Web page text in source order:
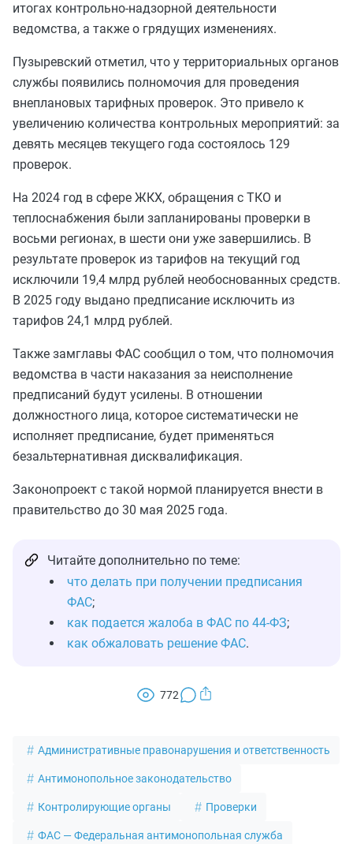
итогах контрольно-надзорной деятельности
ведомства, а также о грядущих изменениях.
Пузыревский отметил, что у территориальных органов
службы появились полномочия для проведения
внеплановых тарифных проверок. Это привело к
увеличению количества контрольных мероприятий: за
девять месяцев текущего года состоялось 129
проверок.
На 2024 год в сфере ЖКХ, обращения с ТКО и
теплоснабжения были запланированы проверки в
восьми регионах, в шести они уже завершились. В
результате проверок из тарифов на текущий год
исключили 19,4 млрд рублей необоснованных средств.
В 2025 году выдано предписание исключить из
тарифов 24,1 млрд рублей.
Также замглавы ФАС сообщил о том, что полномочия
ведомства в части наказания за неисполнение
предписаний будут усилены. В отношении
должностного лица, которое систематически не
исполняет предписание, будет применяться
безальтернативная дисквалификация.
Законопроект с такой нормой планируется внести в
правительство до 30 мая 2025 года.
Читайте дополнительно по теме:
что делать при получении предписания
ФАС;
как подается жалоба в ФАС по 44-ФЗ;
как обжаловать решение ФАС.
772
Административные правонарушения и ответственность
Антимонопольное законодательство
Контролирующие органы Проверки
ФАС — Федеральная антимонопольная служба